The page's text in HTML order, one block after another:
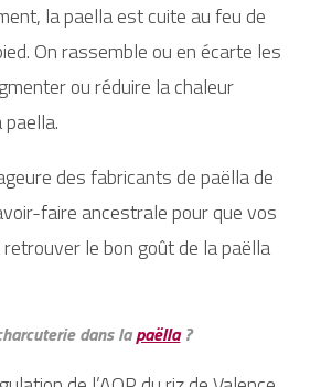
la paella est cuite au feu de
On rassemble ou en écarte les
ou réduire la chaleur
des fabricants de paëlla de
faire ancestrale pour que vos
le bon goût de la paëlla
dans lapaëlla?